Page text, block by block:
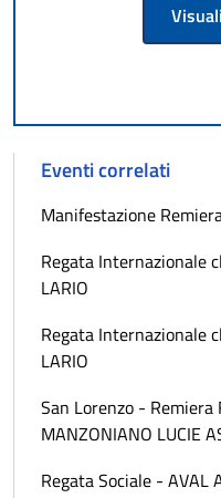
Eventi correlati
Manifestazione
Regata Internazionale
LARIO
Regata Internazionale
LARIO
San Lorenzo - Remiera
MANZONIANO LUCIE
Regata Sociale - AVAL